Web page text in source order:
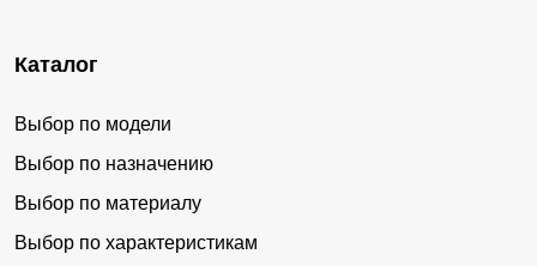
Каталог
Выбор по модели
Выбор по назначению
Выбор по материалу
Выбор по характеристикам